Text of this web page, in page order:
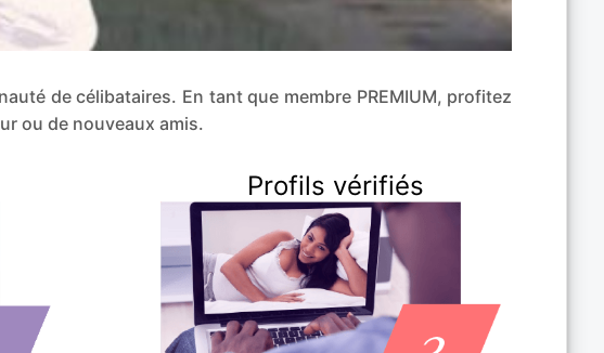
de célibataires. En tant que membre PREMIUM, profitez
ou de nouveaux amis.
Profils vérifiés